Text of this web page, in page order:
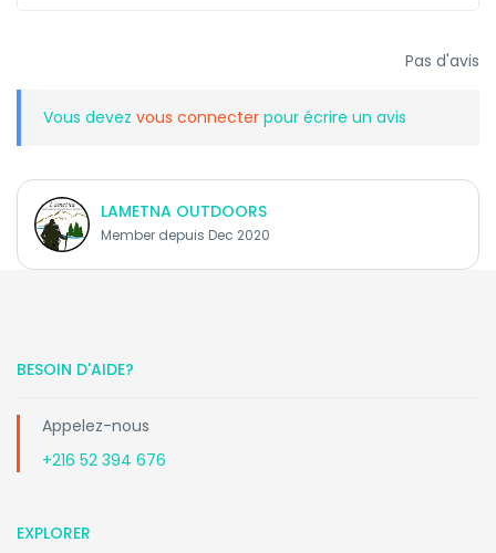
Pas d'avis
Vous devez vous connecter pour écrire un avis
LAMETNA OUTDOORS
Member depuis Dec 2020
BESOIN D'AIDE?
Appelez-nous
+216 52 394 676
EXPLORER